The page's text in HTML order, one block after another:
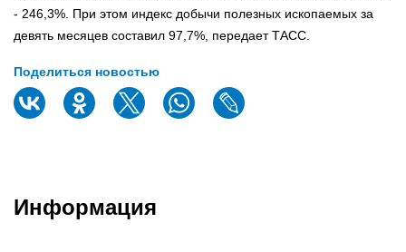
- 246,3%. При этом индекс добычи полезных ископаемых за
девять месяцев составил 97,7%, передает ТАСС.
Поделиться новостью
Информация